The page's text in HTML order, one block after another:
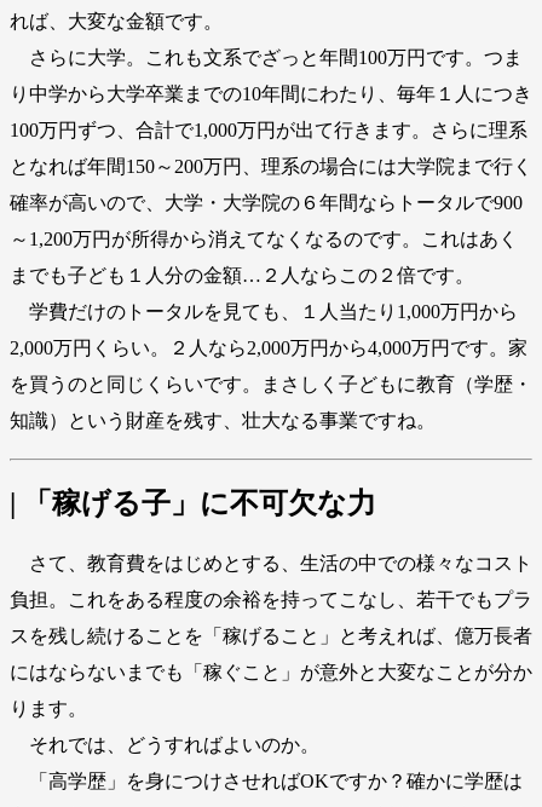
れば、大変な金額です。
さらに大学。これも文系でざっと年間100万円です。つま
り中学から大学卒業までの10年間にわたり、毎年１人につき
100万円ずつ、合計で1,000万円が出て行きます。さらに理系
となれば年間150～200万円、理系の場合には大学院まで行く
確率が高いので、大学・大学院の６年間ならトータルで900
～1,200万円が所得から消えてなくなるのです。これはあく
までも子ども１人分の金額…２人ならこの２倍です。
学費だけのトータルを見ても、１人当たり1,000万円から
2,000万円くらい。２人なら2,000万円から4,000万円です。家
を買うのと同じくらいです。まさしく子どもに教育（学歴・
知識）という財産を残す、壮大なる事業ですね。
| 「稼げる子」に不可欠な力
さて、教育費をはじめとする、生活の中での様々なコスト
負担。これをある程度の余裕を持ってこなし、若干でもプラ
スを残し続けることを「稼げること」と考えれば、億万長者
にはならないまでも「稼ぐこと」が意外と大変なことが分か
ります。
それでは、どうすればよいのか。
「高学歴」を身につけさせればOKですか？確かに学歴は